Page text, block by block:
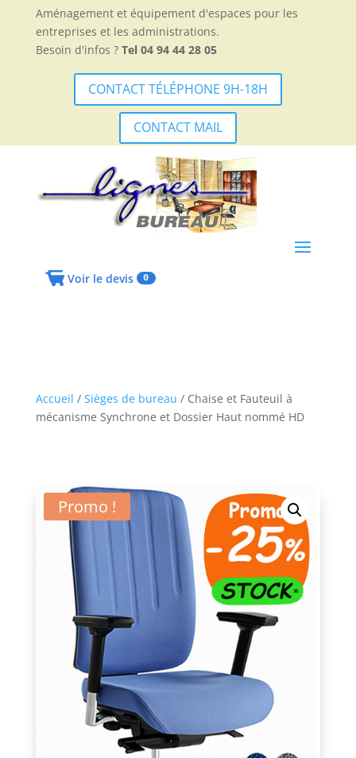
Aménagement et équipement d'espaces pour les
entreprises et les administrations.
Besoin d'infos ? Tel 04 94 44 28 05
CONTACT TÉLÉPHONE 9H-18H
CONTACT MAIL
Voir le devis 0
Accueil / Sièges de bureau / Chaise et Fauteuil à
mécanisme Synchrone et Dossier Haut nommé HD
Promo !